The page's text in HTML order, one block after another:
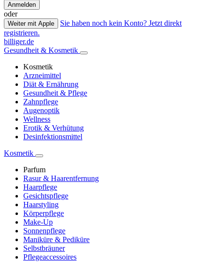
Anmelden
oder
Weiter mit Apple
Sie haben noch kein Konto? Jetzt direkt
registrieren.
billiger.de
Gesundheit & Kosmetik
Kosmetik
Arzneimittel
Diät & Ernährung
Gesundheit & Pflege
Zahnpflege
Augenoptik
Wellness
Erotik & Verhütung
Desinfektionsmittel
Kosmetik
Parfum
Rasur & Haarentfernung
Haarpflege
Gesichtspflege
Haarstyling
Körperpflege
Make-Up
Sonnenpflege
Maniküre & Pediküre
Selbstbräuner
Pflegeaccessoires